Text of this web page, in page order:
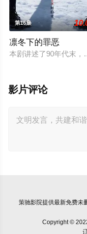
第16集
凛冬下的罪恶
本剧讲述了90年代末，
影片评论
策驰影院提供最新免费未
Copyright ©